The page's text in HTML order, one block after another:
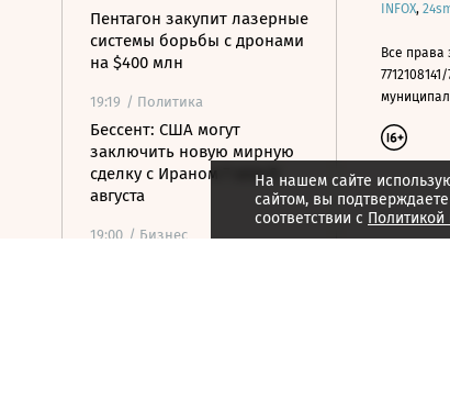
Пентагон закупит лазерные
системы борьбы с дронами
на $400 млн
19:19 / Политика
Бессент: США могут
заключить новую мирную
сделку с Ираном 7 или 8
августа
19:00 / Бизнес
На нашем сайте
сайтом, вы
соответствии с
INFOX,
Все